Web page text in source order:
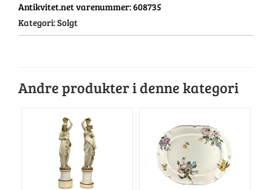
Antikvitet.net varenummer:608735
Kategori:Solgt
Andre produkter i denne kategori